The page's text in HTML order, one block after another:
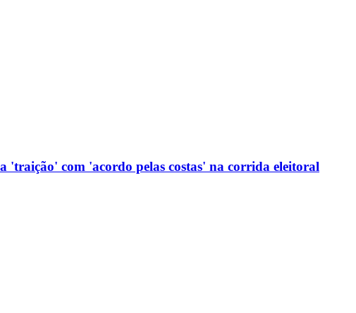
'traição' com 'acordo pelas costas' na corrida eleitoral